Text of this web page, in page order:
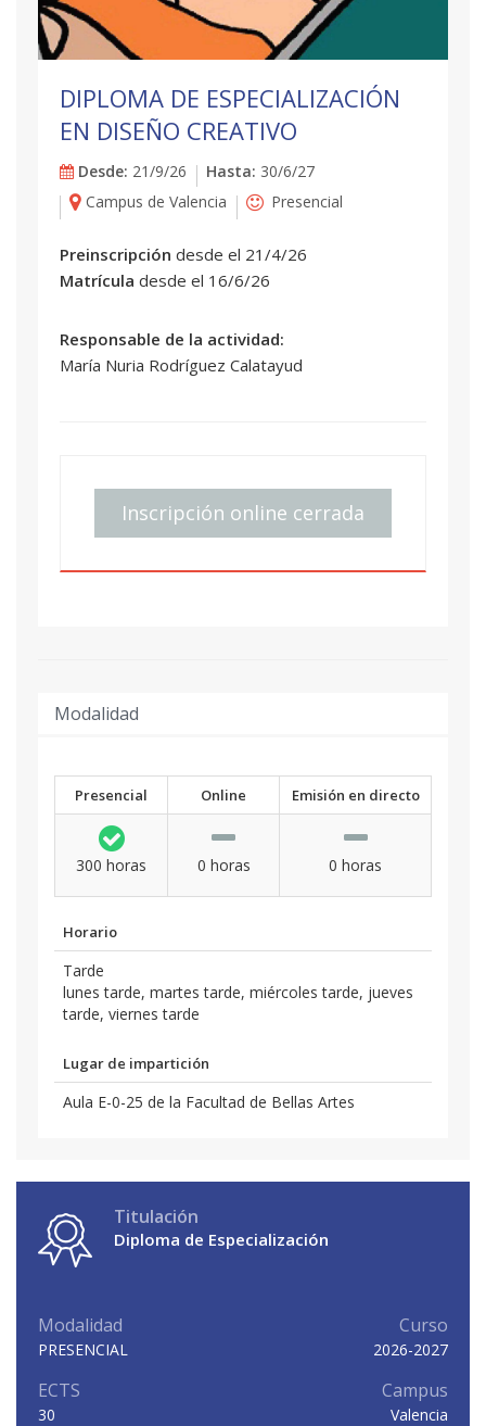
DIPLOMA DE ESPECIALIZACIÓN
EN DISEÑO CREATIVO
Desde: 21/9/26 Hasta: 30/6/27
Campus de Valencia
Presencial
Preinscripción desde el 21/4/26
Matrícula desde el 16/6/26
Responsable de la actividad:
María Nuria Rodríguez Calatayud
Inscripción online cerrada
Modalidad
Presencial Online Emisión en directo
300 horas 0 horas 0 horas
Horario
Tarde
lunes tarde, martes tarde, miércoles tarde, jueves
tarde, viernes tarde
Lugar de impartición
Aula E-0-25 de la Facultad de Bellas Artes
Titulación
Diploma de Especialización
Modalidad
PRESENCIAL
Curso
2026-2027
ECTS
30
Campus
Valencia